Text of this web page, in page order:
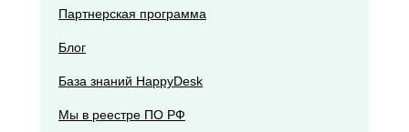
Блог
База знаний HappyDesk
Мы в реестре ПО РФ
Партнерская программа